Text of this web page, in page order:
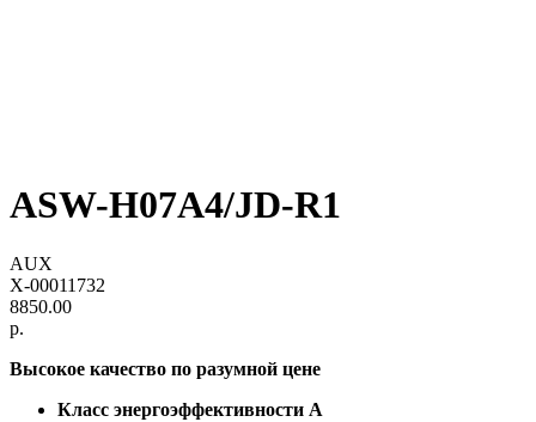
ASW-H07A4/JD-R1
AUX
X-00011732
8850.00
р.
Высокое качество по разумной цене
Класс энергоэффективности A